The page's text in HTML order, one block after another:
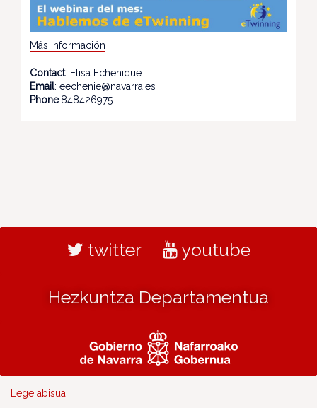
Más información
Contact: Elisa Echenique
Email: eechenie@navarra.es
Phone:848426975
twitter youtube
Hezkuntza Departamentua
Lege abisua